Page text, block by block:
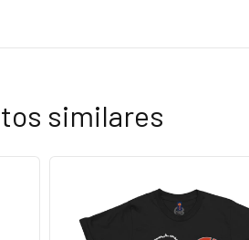
similares